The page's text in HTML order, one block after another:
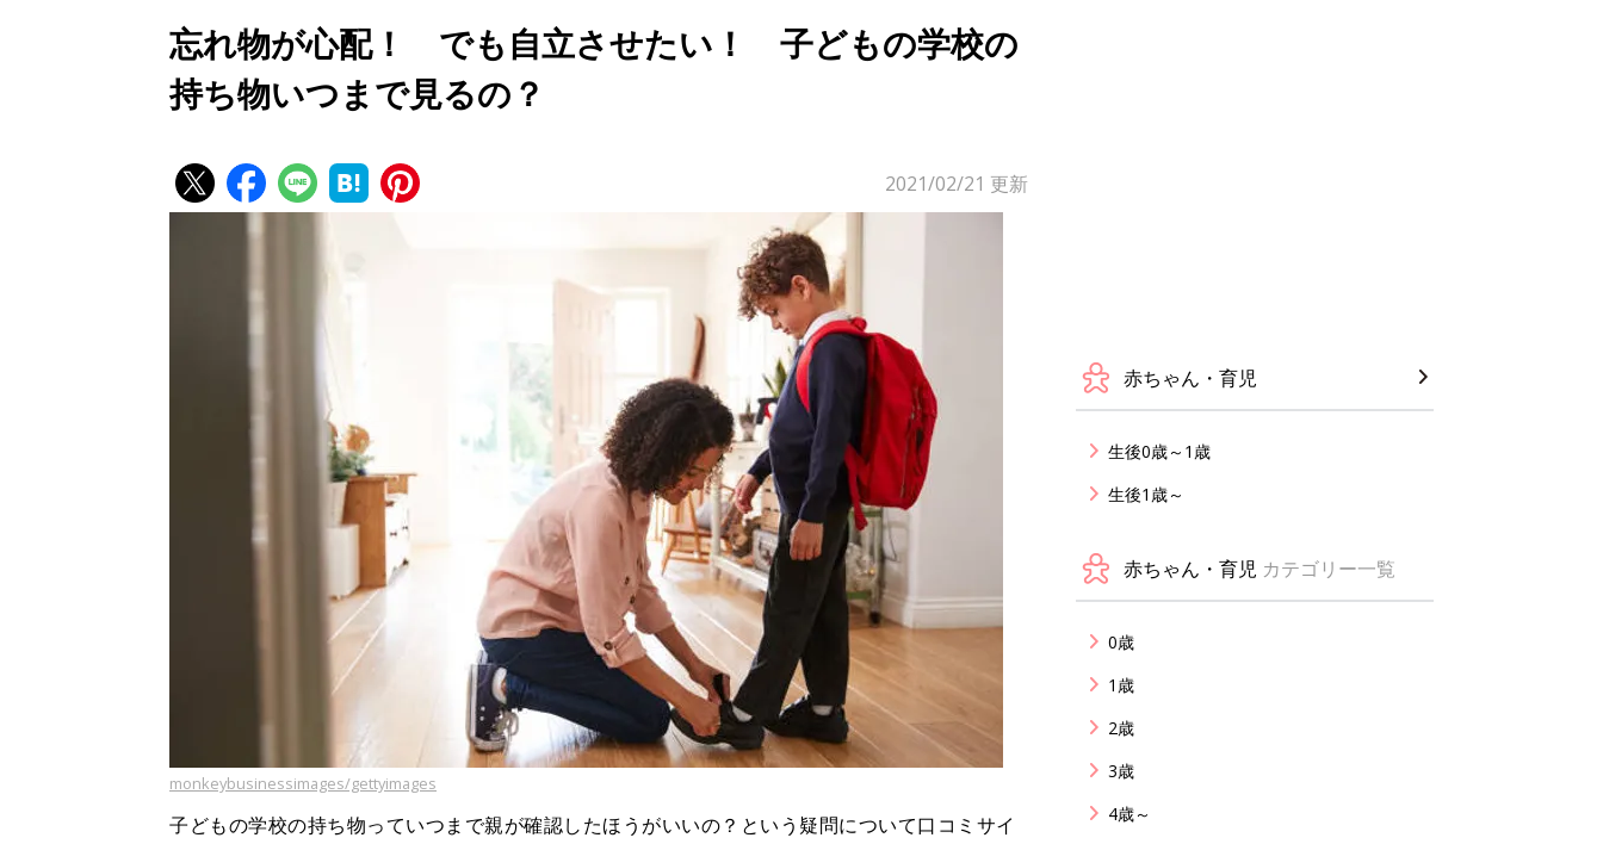
忘れ物が心配！ でも自立させたい！ 子どもの学校の
持ち物いつまで見るの？
2021/02/21 更新
monkeybusinessimages/gettyimages
子どもの学校の持ち物っていつまで親が確認したほうがいいの？という疑問について口コミサイ
赤ちゃん・育児
生後0歳～1歳
生後1歳～
赤ちゃん・育児 カテゴリー一覧
0歳
1歳
2歳
3歳
4歳～